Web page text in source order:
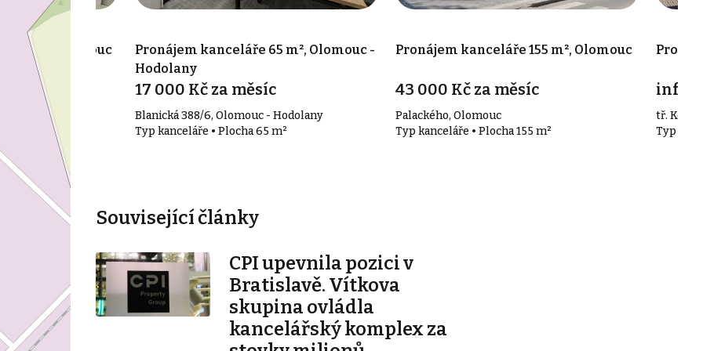
m², Olomouc
m²
Pronájem kanceláře 65 m², Olomouc -
Hodolany
17 000 Kč za měsíc
Blanická 388/6, Olomouc - Hodolany
Typ kanceláře • Plocha 65 m²
Pronájem kanceláře 155 m², Olomouc
43 000 Kč za měsíc
Palackého, Olomouc
Typ kanceláře • Plocha 155 m²
info v
tř.
Typ
Související články
CPI upevnila pozici v
Bratislavě. Vítkova
skupina ovládla
kancelářský komplex za